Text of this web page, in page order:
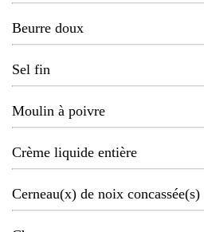
Beurre doux
Sel fin
Moulin à poivre
Crème liquide entière
Cerneau(x) de noix concassée(s)